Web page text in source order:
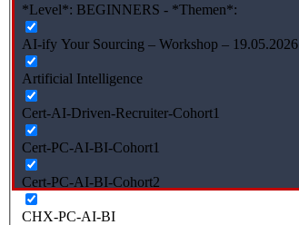
*Level*: BEGINNERS - *Themen*:
AI-ify Your Sourcing – Workshop – 19.05.2026
Artificial Intelligence
Cert-AI-Driven-Recruiter-Cohort1
Cert-PC-AI-BI-Cohort1
Cert-PC-AI-BI-Cohort2
CHX-PC-AI-BI